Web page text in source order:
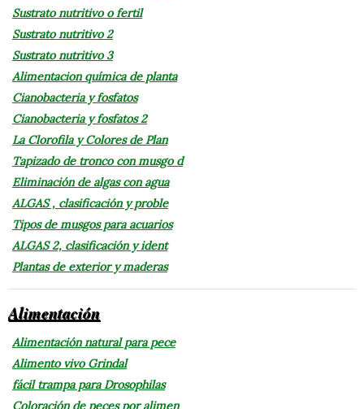
Sustrato nutritivo o fertil
Sustrato nutritivo 2
Sustrato nutritivo 3
Alimentacion química de planta
Cianobacteria y fosfatos
Cianobacteria y fosfatos 2
La Clorofila y Colores de Plan
Tapizado de tronco con musgo d
Eliminación de algas con agua
ALGAS , clasificación y proble
Tipos de musgos para acuarios
ALGAS 2, clasificación y ident
Plantas de exterior y maderas
Alimentación
Alimentación natural para pece
Alimento vivo Grindal
fácil trampa para Drosophilas
Coloración de peces por alimen